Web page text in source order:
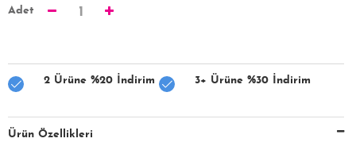
Adet 1
2 Ürüne %20 İndirim 3+ Ürüne %30 İndirim
Ürün Özellikleri